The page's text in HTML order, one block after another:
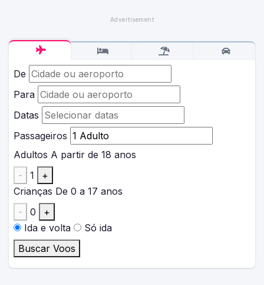
De
Para
Datas
Passageiros
Adultos A partir de 18 anos
-
1
+
Crianças De 0 a 17 anos
-
0
+
Ida e volta
Só ida
Buscar Voos